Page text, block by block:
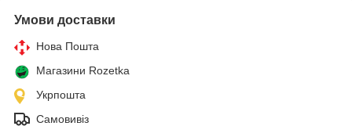
Умови доставки
Нова Пошта
Магазини Rozetka
Укрпошта
Самовивіз